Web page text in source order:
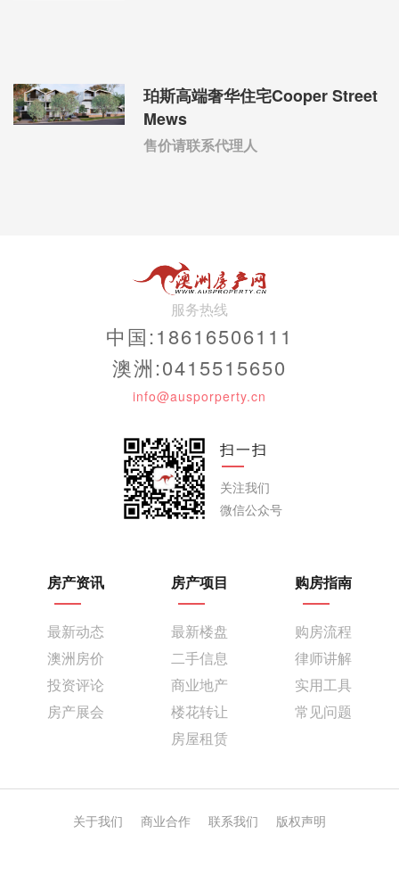
珀斯高端奢华住宅Cooper Street
Mews
售价请联系代理人
服务热线
中国:18616506111
澳洲:0415515650
info@ausporperty.cn
扫一扫
关注我们
微信公众号
房产资讯
最新动态
澳洲房价
投资评论
房产展会
房产项目
最新楼盘
二手信息
商业地产
楼花转让
房屋租赁
购房指南
购房流程
律师讲解
实用工具
常见问题
关于我们 商业合作 联系我们 版权声明